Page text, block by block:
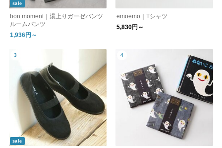
sale
bon moment｜湯上りガーゼパンツ
ルームパンツ
1,936円～
emoemo｜Tシャツ
5,830円～
sale